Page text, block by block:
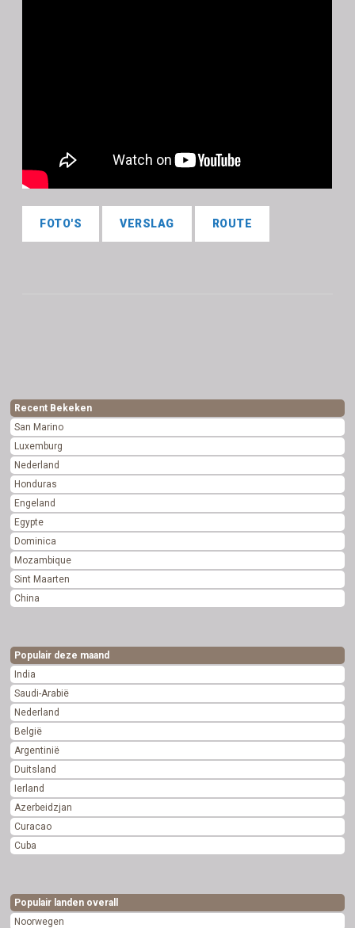
FOTO'S VERSLAG ROUTE
Recent Bekeken
San Marino
Luxemburg
Nederland
Honduras
Engeland
Egypte
Dominica
Mozambique
Sint Maarten
China
Populair deze maand
India
Saudi-Arabië
Nederland
België
Argentinië
Duitsland
Ierland
Azerbeidzjan
Curacao
Cuba
Populair landen overall
Noorwegen